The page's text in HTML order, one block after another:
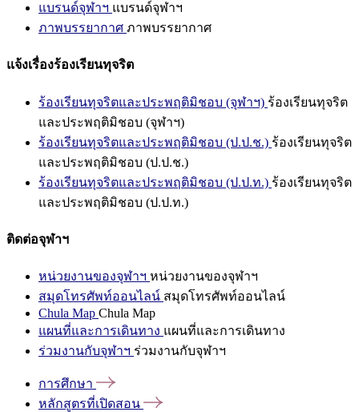
แบรนด์จุฬาฯ แบรนด์จุฬาฯ
ภาพบรรยากาศ ภาพบรรยากาศ
แจ้งเรื่องร้องเรียนทุจริต
ร้องเรียนทุจริตและประพฤติมิชอบ (จุฬาฯ) ร้องเรียนทุจริต
และประพฤติมิชอบ (จุฬาฯ)
ร้องเรียนทุจริตและประพฤติมิชอบ (ป.ป.ช.) ร้องเรียนทุจริต
และประพฤติมิชอบ (ป.ป.ช.)
ร้องเรียนทุจริตและประพฤติมิชอบ (ป.ป.ท.) ร้องเรียนทุจริต
และประพฤติมิชอบ (ป.ป.ท.)
ติดต่อจุฬาฯ
หน่วยงานของจุฬาฯ หน่วยงานของจุฬาฯ
สมุดโทรศัพท์ออนไลน์ สมุดโทรศัพท์ออนไลน์
Chula Map Chula Map
แผนที่และการเดินทาง แผนที่และการเดินทาง
ร่วมงานกับจุฬาฯ ร่วมงานกับจุฬาฯ
การศึกษา
หลักสูตรที่เปิดสอน